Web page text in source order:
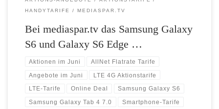
HANDYTARIFE
MEDIASPAR.TV
Bei mediaspar.tv das Samsung Galaxy
S6 und Galaxy S6 Edge …
Aktionen im Juni AllNet Flatrate Tarife
Angebote im Juni LTE 4G Aktionstarife
LTE-Tarife Online Deal Samsung Galaxy S6
Samsung Galaxy Tab 4 7.0 Smartphone-Tarife